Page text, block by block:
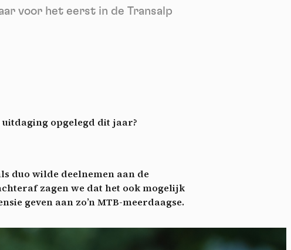
voor het eerst in de Transalp
uitdaging opgelegd dit jaar?
duo wilde deelnemen aan de
zagen we dat het ook mogelijk
geven aan zo’n MTB-meerdaagse.